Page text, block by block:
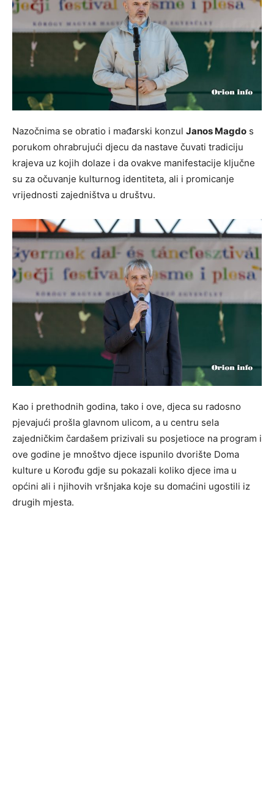
Nazočnima se obratio i mađarski konzul Janos Magdo s
porukom ohrabrujući djecu da nastave čuvati tradiciju
krajeva uz kojih dolaze i da ovakve manifestacije ključne
su za očuvanje kulturnog identiteta, ali i promicanje
vrijednosti zajedništva u društvu.
Kao i prethodnih godina, tako i ove, djeca su radosno
pjevajući prošla glavnom ulicom, a u centru sela
zajedničkim čardašem prizivali su posjetioce na program i
ove godine je mnoštvo djece ispunilo dvorište Doma
kulture u Korođu gdje su pokazali koliko djece ima u
općini ali i njihovih vršnjaka koje su domaćini ugostili iz
drugih mjesta.